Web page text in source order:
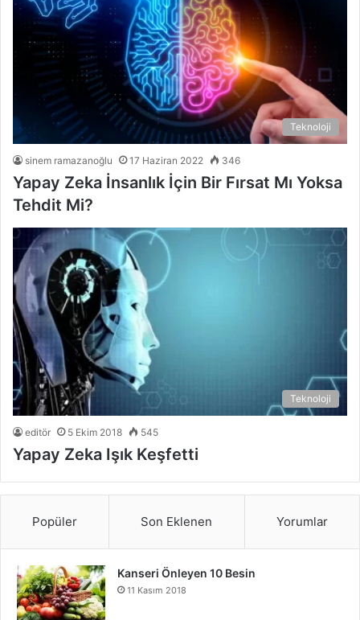
Teknoloji
sinem ramazanoğlu 17 Haziran 2022 346
Yapay Zeka İnsanlık İçin Bir Fırsat Mı Yoksa
Tehdit Mi?
Teknoloji
editör 5 Ekim 2018 545
Yapay Zeka Işık Keşfetti
Popüler Son Eklenen Yorumlar
Kanseri Önleyen 10 Besin
11 Kasım 2018